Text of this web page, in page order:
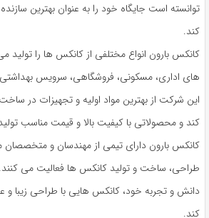
توانسته است جایگاه خود را به عنوان بهترین
کند.
کانکس بارون انواع مختلفی از کانکس ها را
های اداری، مسکونی، فروشگاهی، سرویس
این شرکت از بهترین مواد اولیه و تجهیزات در
کند و محصولاتی با کیفیت بالا و قیمت مناسب
کانکس بارون دارای تیمی از مهندسان و
طراحی، ساخت و تولید کانکس ها فعالیت می کنند.
دانش و تجربه خود، کانکس هایی با طراحی زیبا و
کند.